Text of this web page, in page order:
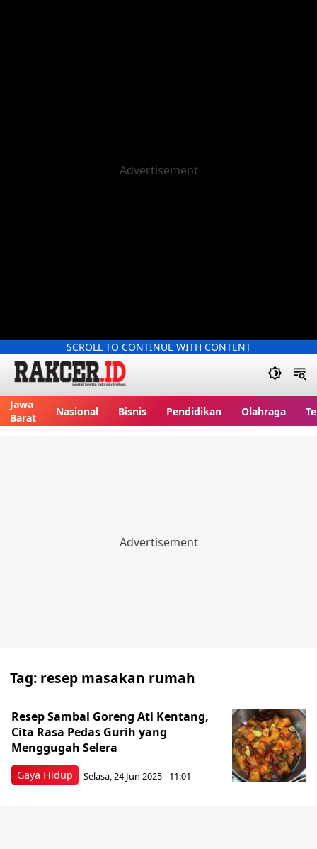
SCROLL TO CONTINUE WITH CONTENT
Jawa
Barat
Nasional Bisnis Pendidikan Olahraga
Tag: resep masakan rumah
Gaya Hidup
Resep Sambal Goreng Ati Kentang,
Cita Rasa Pedas Gurih yang
Menggugah Selera
Selasa, 24 Jun 2025 - 11:01